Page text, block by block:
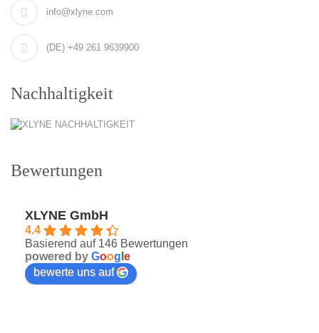
info@xlyne.com
(DE) +49 261 9639900
Nachhaltigkeit
Bewertungen
XLYNE GmbH
4.4
Basierend auf 146 Bewertungen
powered by Goog e
bewerte uns auf